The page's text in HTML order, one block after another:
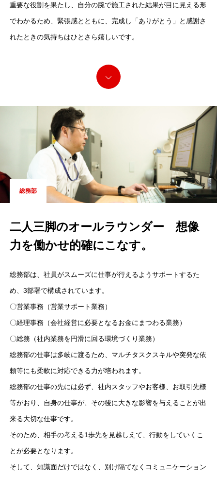
重要な役割を果たし、自分の腕で施工された結果が目に見える形
でわかるため、緊張感とともに、完成し「ありがとう」と感謝さ
れたときの気持ちはひとさら嬉しいです。
続きを読む
総務部
二人三脚のオールラウンダー 想像
力を働かせ的確にこなす。
総務部は、社員がスムーズに仕事が行えるようサポートするた
め、3部署で構成されています。
〇営業事務（営業サポート業務）
〇経理事務（会社経営に必要となるお金にまつわる業務）
〇総務（社内業務を円滑に回る環境づくり業務）
総務部の仕事は多岐に渡るため、マルチタスクスキルや突発な依
頼等にも柔軟に対応できる力が培われます。
総務部の仕事の先には必ず、社内スタッフやお客様、お取引先様
等がおり、自身の仕事が、その後に大きな影響を与えることが出
来る大切な仕事です。
そのため、相手の考える1歩先を見越しえて、行動をしていくこ
とが必要となります。
そして、知識面だけではなく、別け隔てなくコミュニケーション